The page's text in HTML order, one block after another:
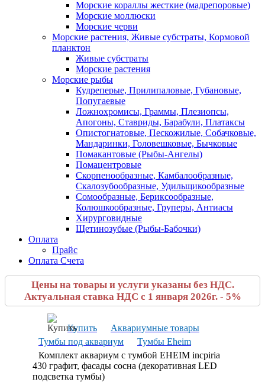
Морские кораллы жесткие (мадрепоровые)
Морские моллюски
Морские черви
Морские растения, Живые субстраты, Кормовой
планктон
Живые субстраты
Морские растения
Морские рыбы
Кудреперые, Прилипаловые, Губановые,
Попугаевые
Ложнохромисы, Граммы, Плезиопсы,
Апогоны, Ставриды, Барабули, Платаксы
Опистогнатовые, Пескожилые, Собачковые,
Мандаринки, Головешковые, Бычковые
Помакантовые (Рыбы-Ангелы)
Помацентровые
Скорпенообразные, Камбалообразные,
Скалозубообразные, Удильщикообразные
Сомообразные, Бериксообразные,
Колюшкообразные, Груперы, Антиасы
Хирурговидные
Щетинозубые (Рыбы-Бабочки)
Оплата
Прайс
Оплата Счета
Цены на товары и услуги указаны без НДС.
Актуальная ставка НДС с 1 января 2026г. - 5%
Купить
Аквариумные товары
Тумбы под аквариум
Тумбы Eheim
Комплект аквариум с тумбой EHEIM incpiria
430 графит, фасады сосна (декоративная LED
подсветка тумбы)